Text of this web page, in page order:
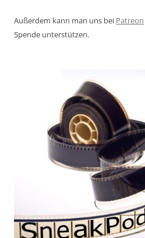
Außerdem kann man uns bei Patreon
Spende unterstützen.